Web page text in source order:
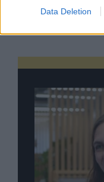
Data Deletion
... σχόλια|